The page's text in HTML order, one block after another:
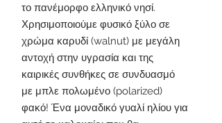
το πανέμορφο ελληνικό νησί.
Χρησιμοποιούμε φυσικό ξύλο σε
χρώμα καρυδί (walnut) με μεγάλη
αντοχή στην υγρασία και της
καιρικές συνθήκες σε συνδυασμό
με μπλε πολωμένο (polarized)
φακό! Ένα μοναδικό γυαλί ηλίου για